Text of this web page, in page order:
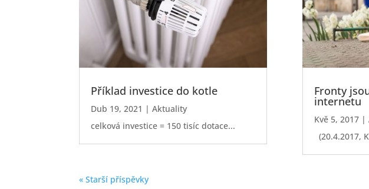
Příklad investice do kotle
Dub 19, 2021 |Aktuality
celková investice = 150 tisíc dotace...
Fronty
internetu
Kvě 5, 2017|
(20.4.2017,
« Starší příspěvky